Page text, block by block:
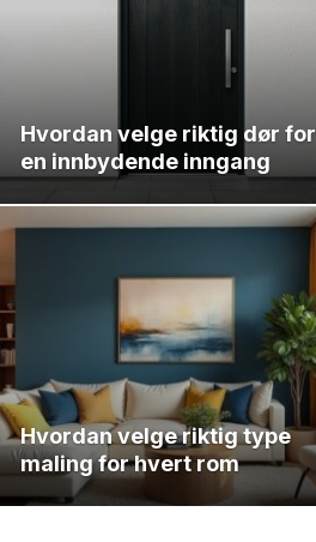
Hvordan velge riktig dør for
en innbydende inngang
Hvordan velge riktig type
maling for hvert rom